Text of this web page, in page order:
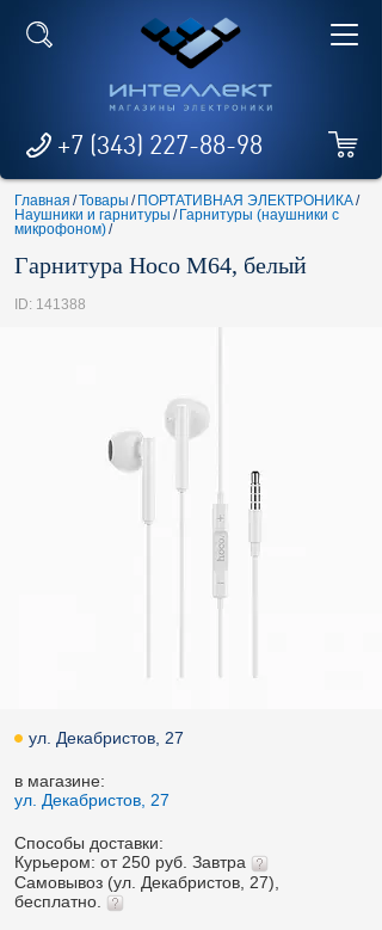
+7 (343) 227-88-98
Главная /Товары / ПОРТАТИВНАЯ ЭЛЕКТРОНИКА/
Наушники и гарнитуры / Гарнитуры (наушники с
микрофоном)/
Гарнитура Hoco M64, белый
ID: 141388
ул. Декабристов, 27
в магазине:
ул. Декабристов, 27
Способы доставки:
Курьером: от 250 руб. Завтра
Самовывоз (ул. Декабристов, 27),
бесплатно.